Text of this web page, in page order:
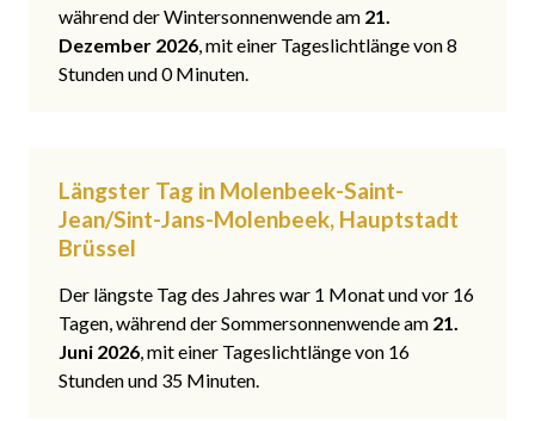
während der Wintersonnenwende am 21.
Dezember 2026, mit einer Tageslichtlänge von 8
Stunden und 0 Minuten.
Längster Tag in Molenbeek-Saint-
Jean/Sint-Jans-Molenbeek, Hauptstadt
Brüssel
Der längste Tag des Jahres war 1 Monat und vor 16
Tagen, während der Sommersonnenwende am 21.
Juni 2026, mit einer Tageslichtlänge von 16
Stunden und 35 Minuten.